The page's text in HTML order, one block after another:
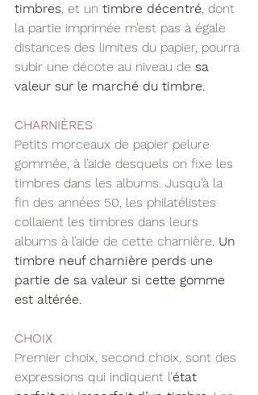
timbres, et un timbre décentré, dont
la partie imprimée m’est pas à égale
distances des limites du papier, pourra
subir une décote au niveau de sa
valeur sur le marché du timbre.
CHARNIÈRES
Petits morceaux de papier pelure
gommée, à l’aide desquels on fixe les
timbres dans les albums. Jusqu’à la
fin des années 50, les philatélistes
collaient les timbres dans leurs
albums à l’aide de cette charnière. Un
timbre neuf charnière perds une
partie de sa valeur si cette gomme
est altérée.
CHOIX
Premier choix, second choix, sont des
expressions qui indiquent l’état